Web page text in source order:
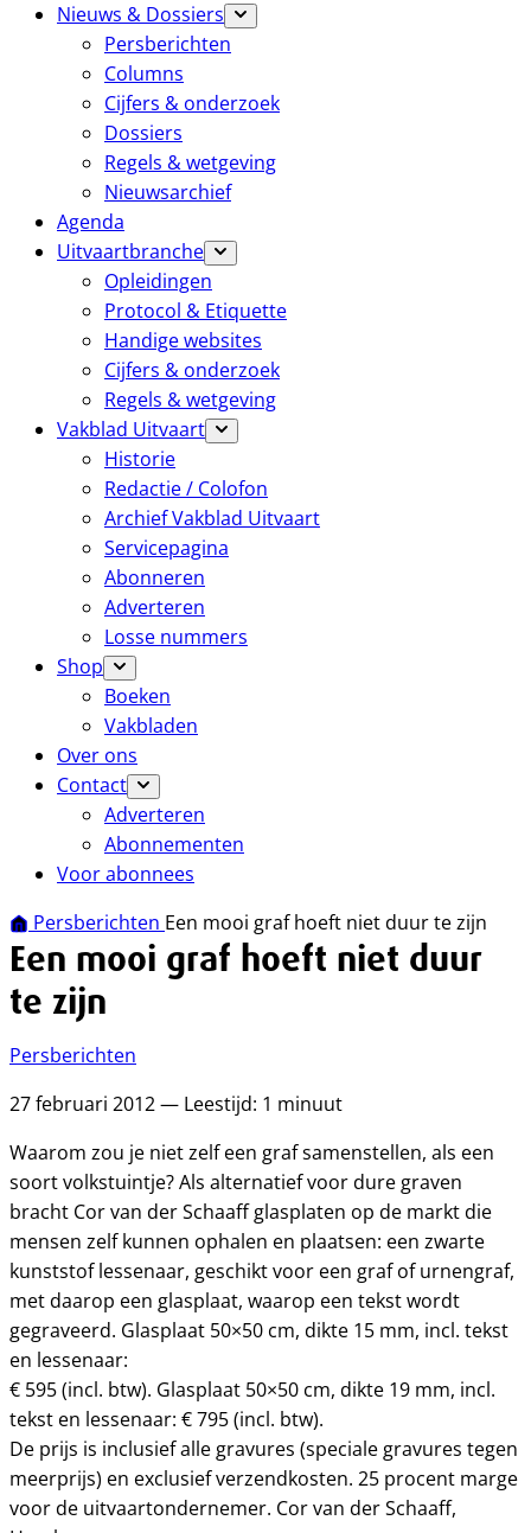
Nieuws & Dossiers
Persberichten
Columns
Cijfers & onderzoek
Dossiers
Regels & wetgeving
Nieuwsarchief
Agenda
Uitvaartbranche
Opleidingen
Protocol & Etiquette
Handige websites
Cijfers & onderzoek
Regels & wetgeving
Vakblad Uitvaart
Historie
Redactie / Colofon
Archief Vakblad Uitvaart
Servicepagina
Abonneren
Adverteren
Losse nummers
Shop
Boeken
Vakbladen
Over ons
Contact
Adverteren
Abonnementen
Voor abonnees
Persberichten Een mooi graf hoeft niet duur te zijn
Een mooi graf hoeft niet duur
te zijn
Persberichten
27 februari 2012 — Leestijd: 1 minuut
Waarom zou je niet zelf een graf samenstellen, als een
soort volkstuintje? Als alternatief voor dure graven
bracht Cor van der Schaaff glasplaten op de markt die
mensen zelf kunnen ophalen en plaatsen: een zwarte
kunststof lessenaar, geschikt voor een graf of urnengraf,
met daarop een glasplaat, waarop een tekst wordt
gegraveerd. Glasplaat 50×50 cm, dikte 15 mm, incl. tekst
en lessenaar:
€ 595 (incl. btw). Glasplaat 50×50 cm, dikte 19 mm, incl.
tekst en lessenaar: € 795 (incl. btw).
De prijs is inclusief alle gravures (speciale gravures tegen
meerprijs) en exclusief verzendkosten. 25 procent marge
voor de uitvaartondernemer. Cor van der Schaaff,